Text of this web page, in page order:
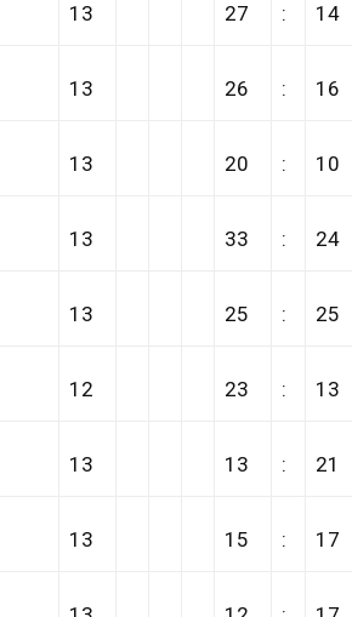
13 27 : 14
13 26 : 16
13 20 : 10
13 33 : 24
13 25 : 25
12 23 : 13
13 13 : 21
13 15 : 17